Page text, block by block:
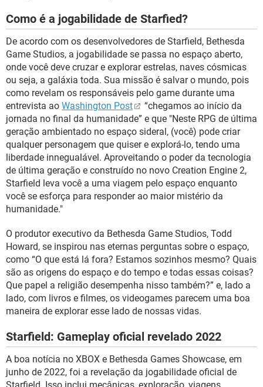
Como é a jogabilidade de Starfied?
De acordo com os desenvolvedores de Starfield, Bethesda
Game Studios, a jogabilidade se passa no espaço aberto,
onde você deve cruzar e explorar estrelas, naves cósmicas
ou seja, a galáxia toda. Sua missão é salvar o mundo, pois
como revelam os responsáveis pelo game durante uma
entrevista ao Washington Post
“chegamos ao início da
jornada no final da humanidade” e que "Neste RPG de última
geração ambientado no espaço sideral, (você) pode criar
qualquer personagem que quiser e explorá-lo, tendo uma
liberdade innegualável. Aproveitando o poder da tecnologia
de última geração e construído no novo Creation Engine 2,
Starfield leva você a uma viagem pelo espaço enquanto
você se esforça para responder ao maior mistério da
humanidade."
O produtor executivo da Bethesda Game Studios, Todd
Howard, se inspirou nas eternas perguntas sobre o espaço,
como “O que está lá fora? Estamos sozinhos mesmo? Quais
são as origens do espaço e do tempo e todas essas coisas?
Que papel a religião desempenha nisso também?” e, lado a
lado, com livros e filmes, os videogames parecem uma boa
maneira de explorar esse lado de nossas vidas.
Starfield: Gameplay oficial revelado 2022
A boa notícia no XBOX e Bethesda Games Showcase, em
junho de 2022, foi a revelação da jogabilidade oficial de